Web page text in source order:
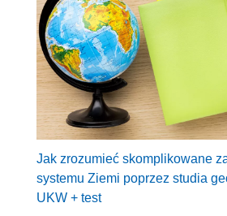
Jak zrozumieć skomplikowane
systemu Ziemi poprzez studia
UKW + test